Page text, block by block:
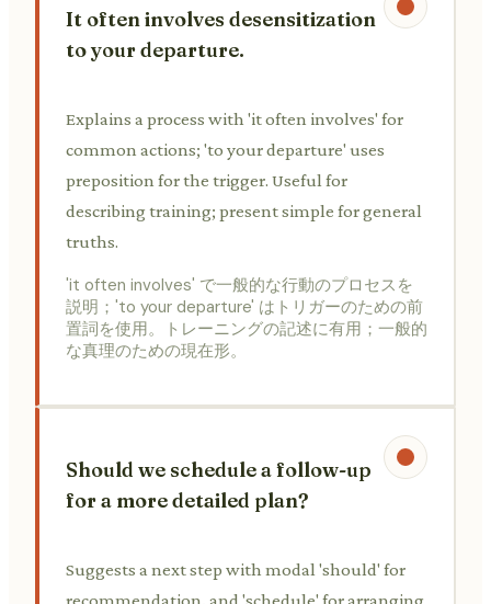
It often involves desensitization
to your departure.
Explains a process with 'it often involves' for
common actions; 'to your departure' uses
preposition for the trigger. Useful for
describing training; present simple for general
truths.
'it often involves' で一般的な行動のプロセスを
説明；'to your departure' はトリガーのための前
置詞を使用。トレーニングの記述に有用；一般的
な真理のための現在形。
Should we schedule a follow-up
for a more detailed plan?
Suggests a next step with modal 'should' for